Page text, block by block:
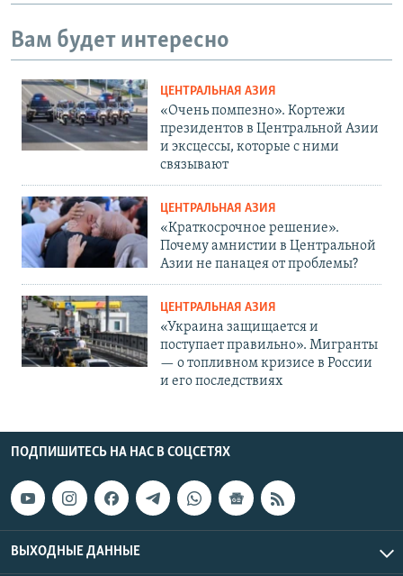
Вам будет интересно
ЦЕНТРАЛЬНАЯ АЗИЯ
«Очень помпезно». Кортежи
президентов в Центральной Азии
и эксцессы, которые с ними
связывают
ЦЕНТРАЛЬНАЯ АЗИЯ
«Краткосрочное решение».
Почему амнистии в Центральной
Азии не панацея от проблемы?
ЦЕНТРАЛЬНАЯ АЗИЯ
«Украина защищается и
поступает правильно». Мигранты
— о топливном кризисе в России
и его последствиях
ПОДПИШИТЕСЬ НА НАС В СОЦСЕТЯХ
ВЫХОДНЫЕ ДАННЫЕ